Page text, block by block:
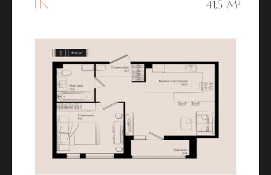
41,5 М²